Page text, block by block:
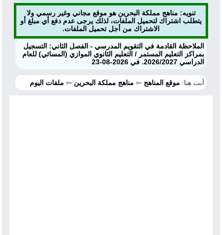
تنويه: مناهج مملكة البحرين هو موقع مجاني وغير رسمي ولا
يتطلب اشتراك لتحميل الملفات، لذلك يرجى عدم دفع أي مبلغ أو
الاشتراك من أجل تحميل الملفات.
الملاحظة القادمة في التقويم المدرسي - الفصل الثاني: التسجيل
بمراكز التعليم المستمر / التعليم الثانوي الموازي (المسائي) للعام
الدراسي 2026/2027. في 2026-08-23
أنت هنا: موقع المناهج ⇦ مناهج مملكة البحرين ⇦ ملفات اليوم